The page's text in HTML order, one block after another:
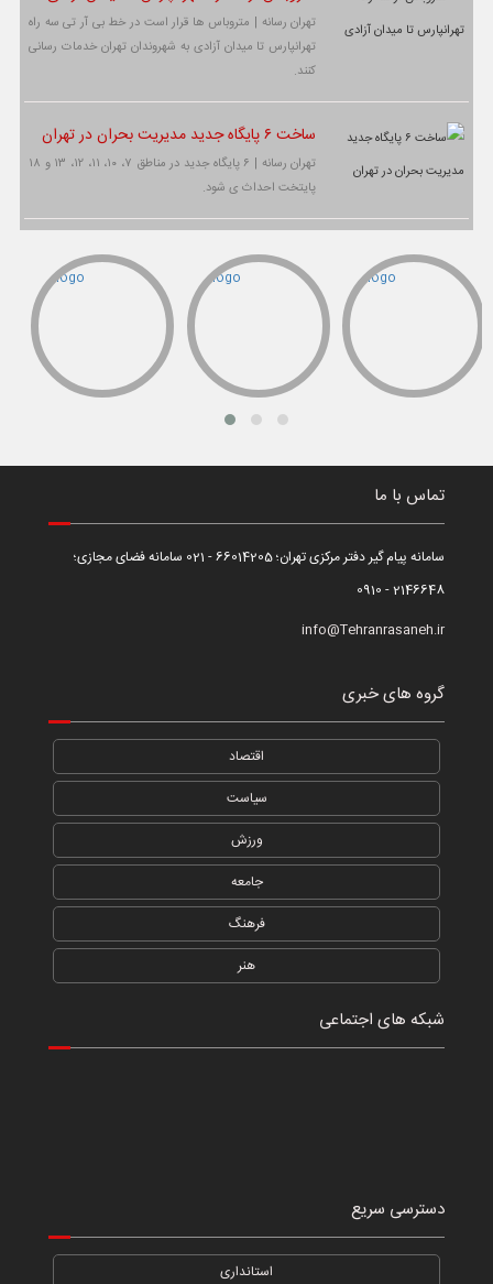
تهران رسانه | متروباس ها قرار است در خط بی آر تی سه راه
تهرانپارس تا میدان آزادی به شهروندان تهران خدمات رسانی
کنند.
ساخت ۶ پایگاه جدید مدیریت بحران در تهران
تهران رسانه | ۶ پایگاه جدید در مناطق ۷، ۱۰، ۱۱، ۱۲، ۱۳ و ۱۸
پایتخت احداث ی شود.
تماس با ما
سامانه پیام گیر دفتر مرکزی تهران؛ 66014205 - 021 سامانه فضای مجازی؛
2146648 - 0910
info@Tehranrasaneh.ir
گروه های خبری
اقتصاد
سیاست
ورزش
جامعه
فرهنگ
هنر
شبکه های اجتماعی
دسترسی سریع
استانداری